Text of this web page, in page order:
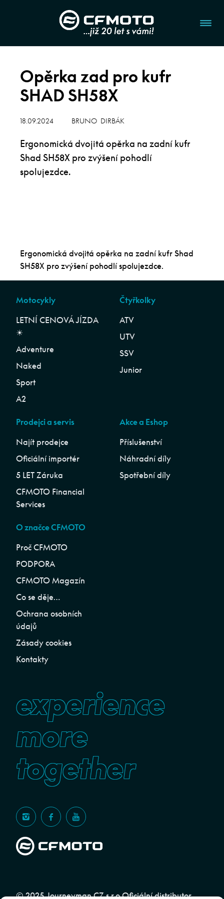
Opěrka zad pro kufr
SHAD SH58X
18.09.2024 BRUNO DIRBÁK
Ergonomická dvojitá opěrka na zadní kufr
Shad SH58X pro zvýšení pohodlí
spolujezdce.
Ergonomická dvojitá opěrka na zadní kufr Shad
SH58X pro zvýšení pohodlí spolujezdce.
Motocykly
LETNÍ CENOVÁ JÍZDA
☀︎
Adventure
Naked
Sport
A2
Čtyřkolky
ATV
UTV
SSV
Junior
Prodejci a servis
Najít prodejce
Oficiální importér
5 LET Záruka
CFMOTO Financial
Services
Akce a Eshop
Příslušenství
Náhradní díly
Spotřební díly
O značce CFMOTO
Proč CFMOTO
PODPORA
CFMOTO Magazín
Co se děje…
Ochrana osobních
údajů
Zásady cookies
Kontakty
experience
more
together
© 2025 Journeyman CZ s.r.o Oficiální distributor